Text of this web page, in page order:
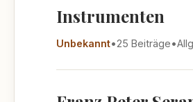
Instrumenten
Unbekannt•25 Beiträge•